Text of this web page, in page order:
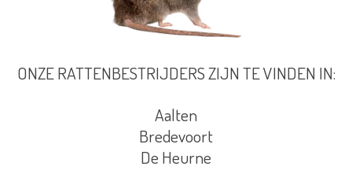
ONZE RATTENBESTRIJDERS ZIJN TE VINDEN IN:
Aalten
Bredevoort
De Heurne